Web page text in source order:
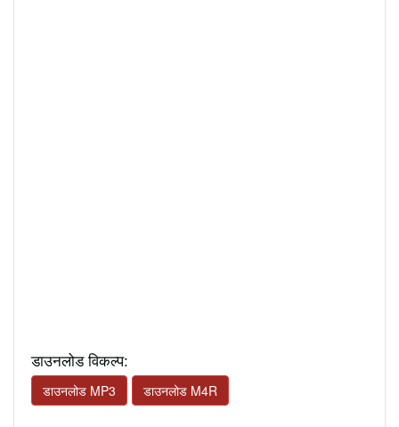
डाउनलोड विकल्प:
डाउनलोड MP3 डाउनलोड M4R